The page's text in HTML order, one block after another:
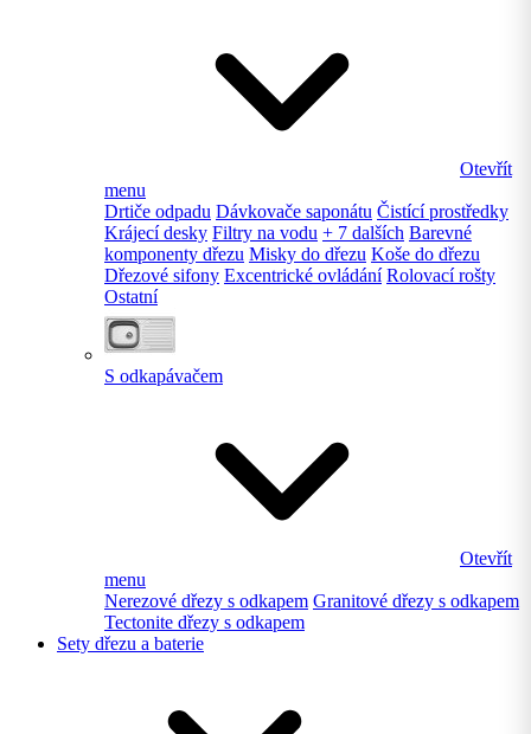
Otevřít
menu
Drtiče odpadu Dávkovače saponátu Čistící prostředky
Krájecí desky Filtry na vodu + 7 dalších Barevné
komponenty dřezu Misky do dřezu Koše do dřezu
Dřezové sifony Excentrické ovládání Rolovací rošty
Ostatní
S odkapávačem
Otevřít
menu
Nerezové dřezy s odkapem Granitové dřezy s odkapem
Tectonite dřezy s odkapem
Sety dřezu a baterie